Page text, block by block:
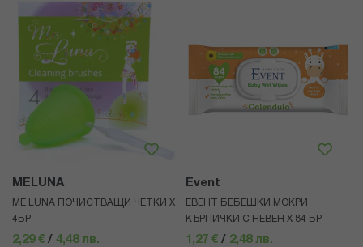
MELUNA
ME LUNA ПОЧИСТВАЩИ ЧЕТКИ Х
4БР
2,29 € / 4,48 лв.
Event
ЕВЕНТ БЕБЕШКИ МОКРИ
КЪРПИЧКИ С НЕВЕН Х 84 БР
1,27 € / 2,48 лв.